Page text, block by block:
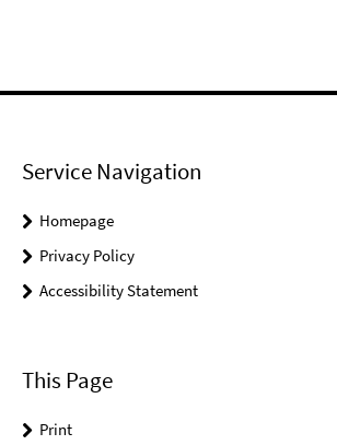
Service Navigation
Homepage
Privacy Policy
Accessibility Statement
This Page
Print